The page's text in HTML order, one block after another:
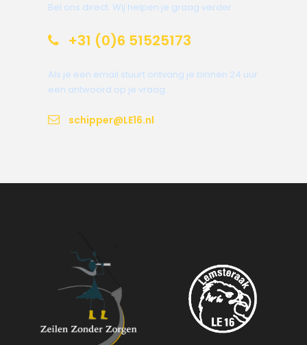
Bel ons direct. Wij helpen je graag verder.
+31 (0)6 51525173
Als je een email stuurt ontvang je binnen 24 uur
een antwoord op je vraag.
schipper@LE16.nl